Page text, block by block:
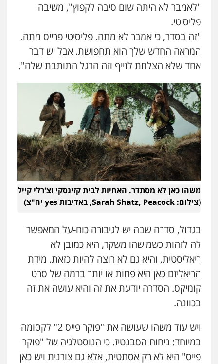
"לאמבר לא היתה שום סיבה לקפוץ", משיבה
פליסיטי.
"זה בסדר, כי אמבר לא מתה. פליסיטי פרייס מתה.
המראה החדש שלך הוא תחפושת. אבל יש דבר
אחד שלא הצלחת לזייף וזה הרגל התותבת שלה".
משהו כאן לא מסתדר. האחיות לבית קזינסקי וצ'רלי קייל
(צילום: Sarah Shatz, Peacock, באדיבות yes יח"צ)
בגדול, סדרה שבה יש לגיבורה כוח-על המאפשר
לה לזהות כשמישהו משקר, היא כמובן לא
ריאליסטית, והיא גם לא רוצה להיות כזאת. מידת
הריאליזם כאן היא פחות או יותר ברמה של סרט
קומיקס. הסדרה יודעת את זה והיא עושה את זה
בכוונה.
ויש עוד משהו שעושה את "פוקר פייס 2" לקסומה
במיוחד: ניחוח הסבנטיז. כי הנוסטלגיה של "פוקר
פייס" היא לא רק אסתטית, אלא גם צורנית ויש כאן